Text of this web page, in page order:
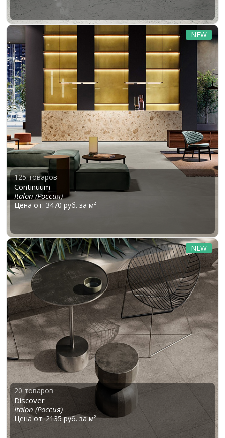
NEW
125 товаров
Continuum
Italon (Россия)
Цена от: 3470 руб. за м²
NEW
20 товаров
Discover
Italon (Россия)
Цена от: 2135 руб. за м²